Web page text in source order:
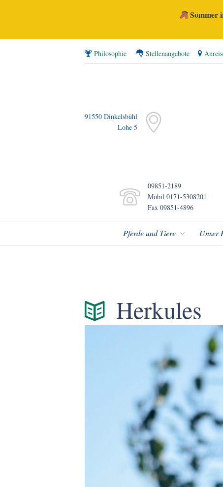
Philosophie Stellenangebote
91550 Dinkelsbühl
Lohe 5
09851-2189
Mobil 0171-5308201
Fax 09851-4896
Pferde und Tiere Unser
Herkules
Sommer